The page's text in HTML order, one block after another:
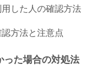
した人の確認方法
方法と注意点
った場合の対処法